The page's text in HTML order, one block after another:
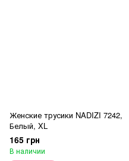
Женские трусики NADIZI 7242,
Белый, XL
165 грн
В наличии